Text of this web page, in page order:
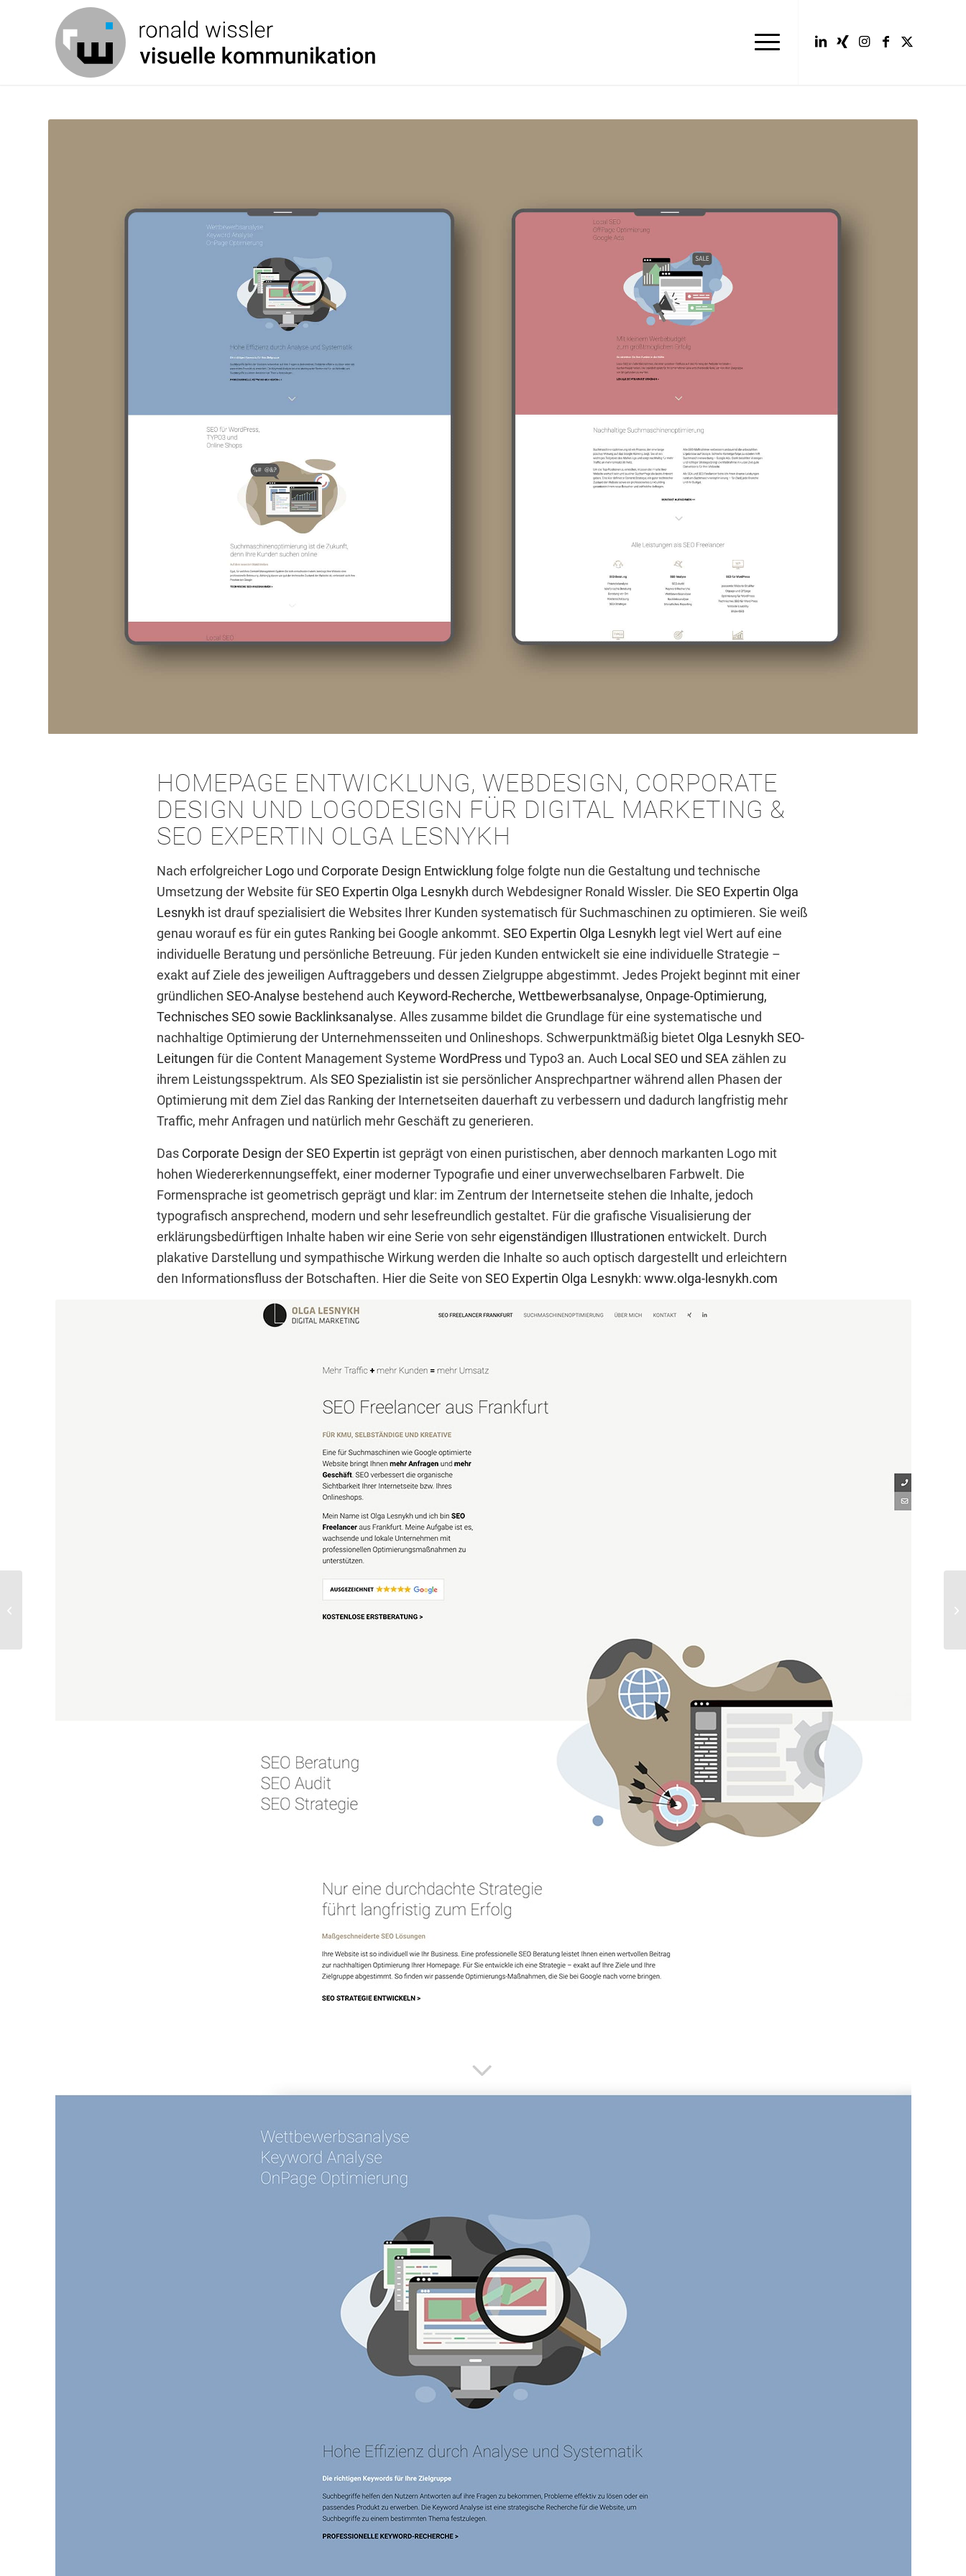
HOMEPAGE ENTWICKLUNG, WEBDESIGN, CORPORATE
DESIGN UND LOGODESIGN FÜR DIGITAL MARKETING &
SEO EXPERTIN OLGA LESNYKH
Nach erfolgreicher Logo und Corporate Design Entwicklung folge folgte nun die Gestaltung und technische
Umsetzung der Website fürSEO Expertin Olga Lesnykh durch Webdesigner Ronald Wissler. DieSEO Expertin Olga
Lesnykh ist drauf spezialisiert die Websites Ihrer Kunden systematisch für Suchmaschinen zu optimieren. Sie weiß
genau worauf es für ein gutes Ranking bei Google ankommt.SEO Expertin Olga Lesnykh legt viel Wert auf eine
individuelle Beratung und persönliche Betreuung. Für jeden Kunden entwickelt sie eine individuelle Strategie –
exakt auf Ziele des jeweiligen Auftraggebers und dessen Zielgruppe abgestimmt. Jedes Projekt beginnt mit einer
gründlichenSEO-Analyse bestehend auch Keyword-Recherche, Wettbewerbsanalyse, Onpage-Optimierung,
Technisches SEO sowie Backlinksanalyse. Alles zusamme bildet die Grundlage für eine systematische und
nachhaltige Optimierung der Unternehmensseiten und Onlineshops. Schwerpunktmäßig bietet Olga Lesnykh SEO-
Leitungen für die Content Management SystemeWordPress und Typo3 an. Auch Local SEO und SEAzählen zu
ihrem Leistungsspektrum. AlsSEO Spezialistin ist sie persönlicher Ansprechpartner während allen Phasen der
Optimierung mit dem Ziel das Ranking der Internetseiten dauerhaft zu verbessern und dadurch langfristig mehr
Traffic, mehr Anfragen und natürlich mehr Geschäft zu generieren.
Das Corporate Design derSEO Expertin ist geprägt von einen puristischen, aber dennoch markanten Logo mit
hohen Wiedererkennungseffekt, einer moderner Typografie und einer unverwechselbaren Farbwelt. Die
Formensprache ist geometrisch geprägt und klar: im Zentrum der Internetseite stehen die Inhalte, jedoch
typografisch ansprechend, modern und sehr lesefreundlich gestaltet. Für die grafische Visualisierung der
erklärungsbedürftigen Inhalte haben wir eine Serie von sehreigenständigen Illustrationen entwickelt. Durch
plakative Darstellung und sympathische Wirkung werden die Inhalte so auch optisch dargestellt und erleichtern
den Informationsfluss der Botschaften. Hier die Seite vonSEO Expertin Olga Lesnykh:www.olga-lesnykh.com